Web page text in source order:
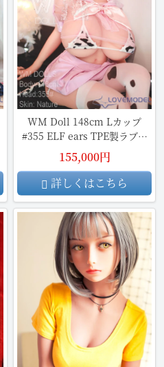
WM Doll 148cm Lカップ
#355 ELF ears TPE製ラブド
ール
155,000円
詳しくはこちら